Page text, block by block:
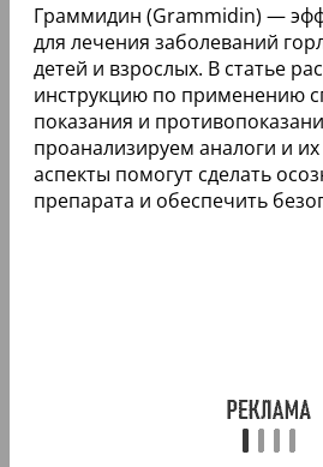
Граммидин (Grammidin) —
для лечения заболеваний
детей и взрослых. В статье
инструкцию по применению
показания и
проанализируем аналоги и
аспекты помогут сделать
препарата и обеспечить